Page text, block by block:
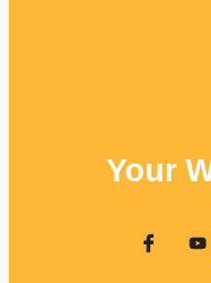
Your